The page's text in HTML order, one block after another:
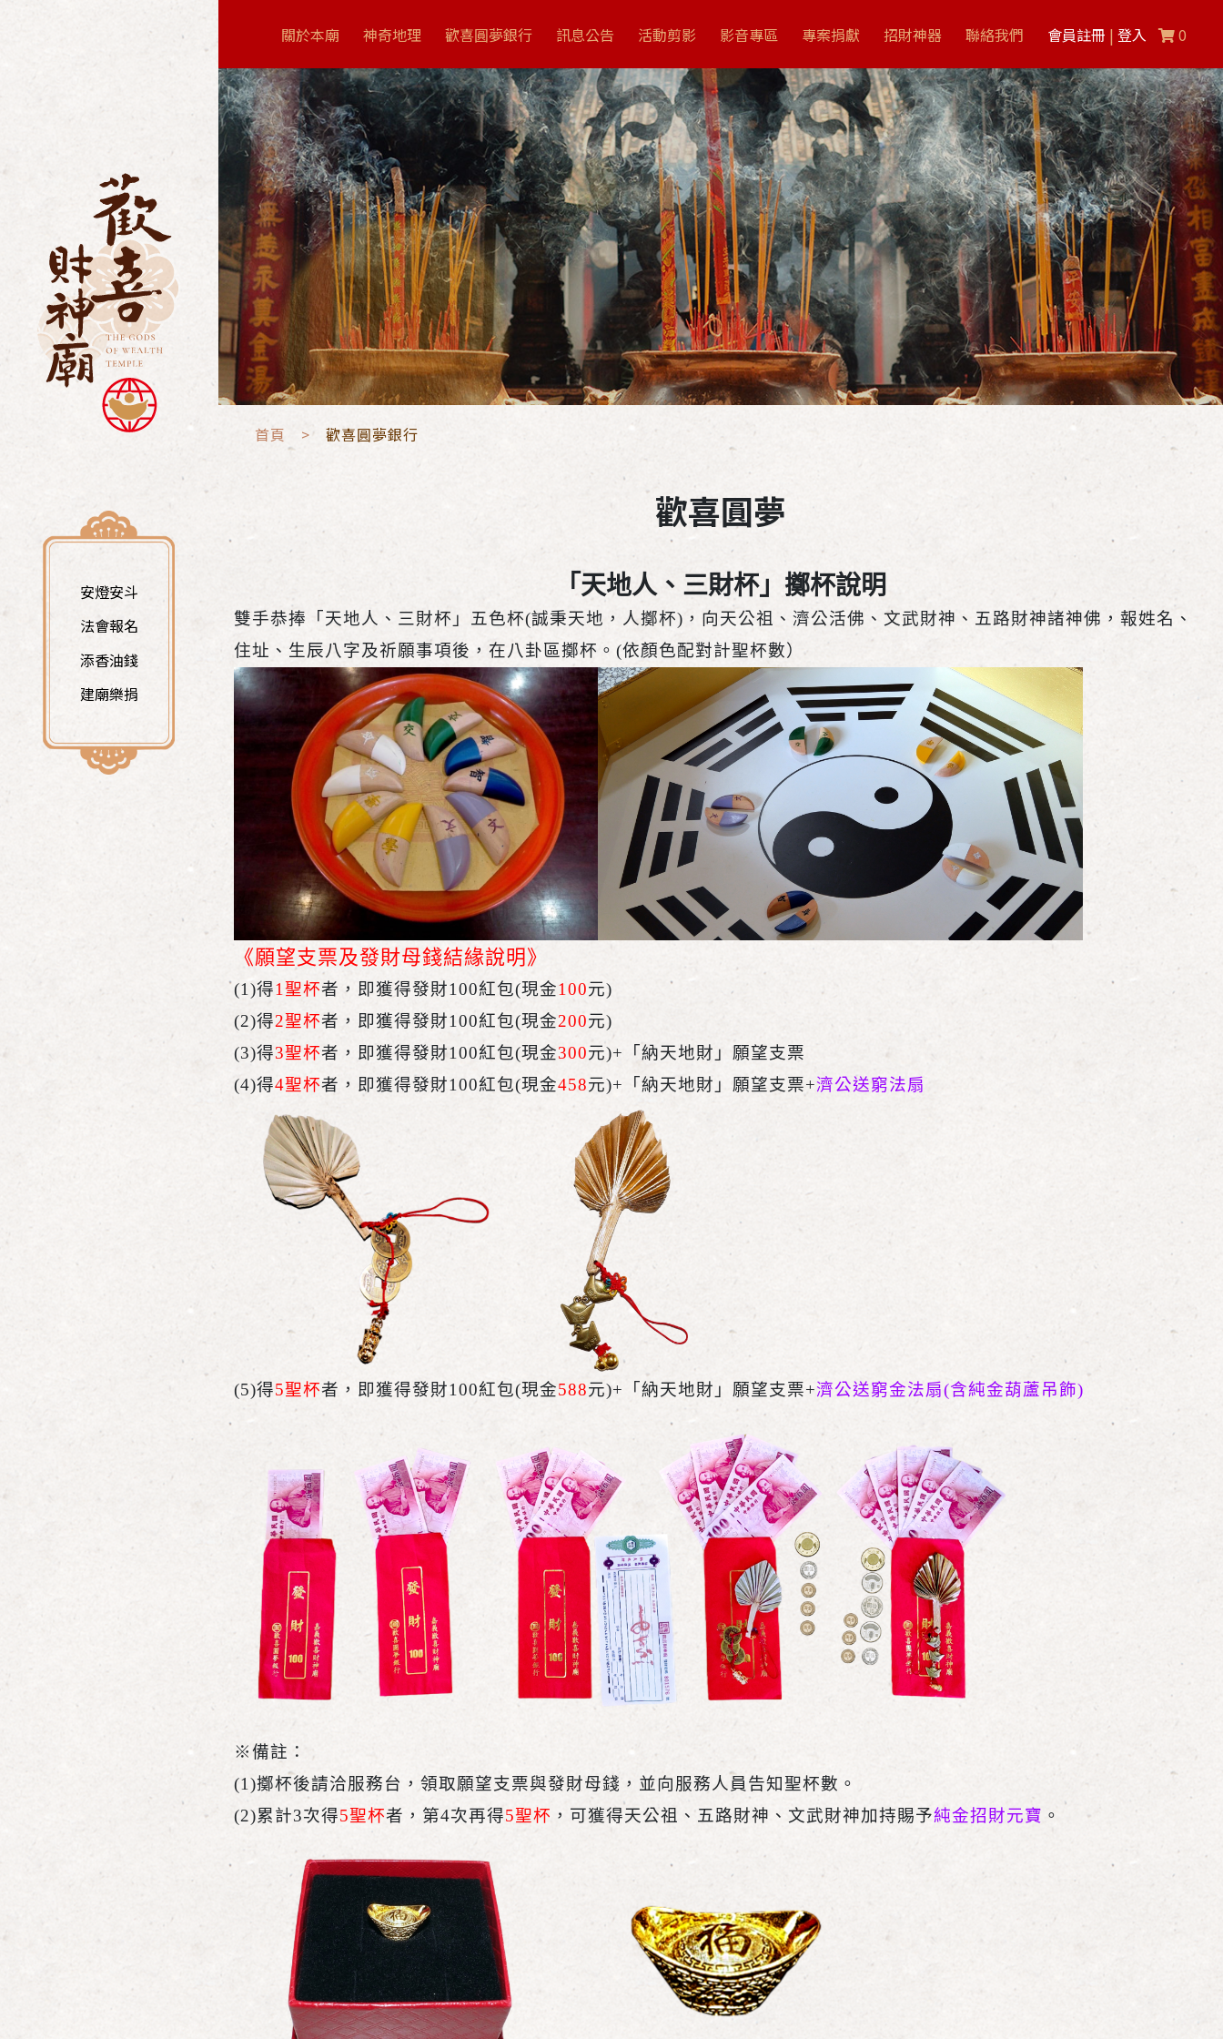
安燈安斗
法會報名
添香油錢
建廟樂捐
關於本廟 神奇地理 歡喜圓夢銀行 訊息公告 活動剪影 影音專區 專案捐獻 招財神器 聯絡我們 會員註冊 | 登入 0
首頁 > 歡喜圓夢銀行
歡喜圓夢
「天地人、三財杯」擲杯說明
雙手恭捧「天地人、三財杯」五色杯(誠秉天地，人擲杯)，向天公祖、濟公活佛、文武財神、五路財神諸神佛，報姓名、
住址、生辰八字及祈願事項後，在八卦區擲杯。(依顏色配對計聖杯數）
《願望支票及發財母錢結緣說明》
(1)得1聖杯者，即獲得發財100紅包(現金100元)
(2)得2聖杯者，即獲得發財100紅包(現金200元)
(3)得3聖杯者，即獲得發財100紅包(現金300元)+「納天地財」願望支票
(4)得4聖杯者，即獲得發財100紅包(現金458元)+「納天地財」願望支票+濟公送窮法扇
(5)得5聖杯者，即獲得發財100紅包(現金588元)+「納天地財」願望支票+濟公送窮金法扇(含純金葫蘆吊飾)
※備註：
(1)擲杯後請洽服務台，領取願望支票與發財母錢，並向服務人員告知聖杯數。
(2)累計3次得5聖杯者，第4次再得5聖杯 ，可獲得天公祖、五路財神、文武財神加持賜予純金招財元寶 。